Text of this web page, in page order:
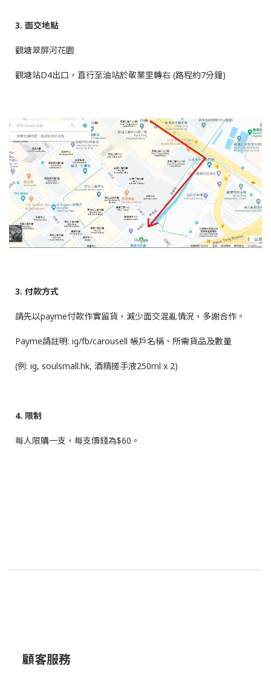
3. 面交地點
觀塘翠屏河花園
觀塘站D4出口，直行至油站於敬業里轉右 (路程約7分鐘)
3. 付款方式
請先以payme付款作實留貨，減少面交混亂情況，多謝合作。
Payme請註明: ig/fb/carousell 帳戶名稱、所需貨品及數量
(例: ig, soulsmall.hk, 酒精搓手液250ml x 2)
4. 限制
每人限購一支，每支價錢為$60。
顧客服務